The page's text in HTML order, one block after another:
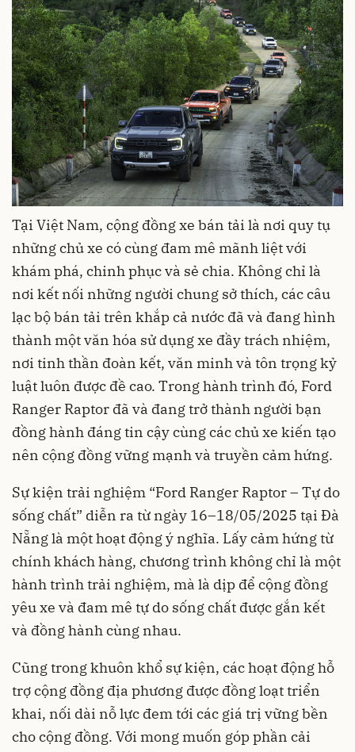
Tại Việt Nam, cộng đồng xe bán tải là nơi quy tụ
những chủ xe có cùng đam mê mãnh liệt với
khám phá, chinh phục và sẻ chia. Không chỉ là
nơi kết nối những người chung sở thích, các câu
lạc bộ bán tải trên khắp cả nước đã và đang hình
thành một văn hóa sử dụng xe đầy trách nhiệm,
nơi tinh thần đoàn kết, văn minh và tôn trọng kỷ
luật luôn được đề cao. Trong hành trình đó, Ford
Ranger Raptor đã và đang trở thành người bạn
đồng hành đáng tin cậy cùng các chủ xe kiến tạo
nên cộng đồng vững mạnh và truyền cảm hứng.
Sự kiện trải nghiệm “Ford Ranger Raptor – Tự do
sống chất” diễn ra từ ngày 16–18/05/2025 tại Đà
Nẵng là một hoạt động ý nghĩa. Lấy cảm hứng từ
chính khách hàng, chương trình không chỉ là một
hành trình trải nghiệm, mà là dịp để cộng đồng
yêu xe và đam mê tự do sống chất được gắn kết
và đồng hành cùng nhau.
Cũng trong khuôn khổ sự kiện, các hoạt động hỗ
trợ cộng đồng địa phương được đồng loạt triển
khai, nối dài nỗ lực đem tới các giá trị vững bền
cho cộng đồng. Với mong muốn góp phần cải